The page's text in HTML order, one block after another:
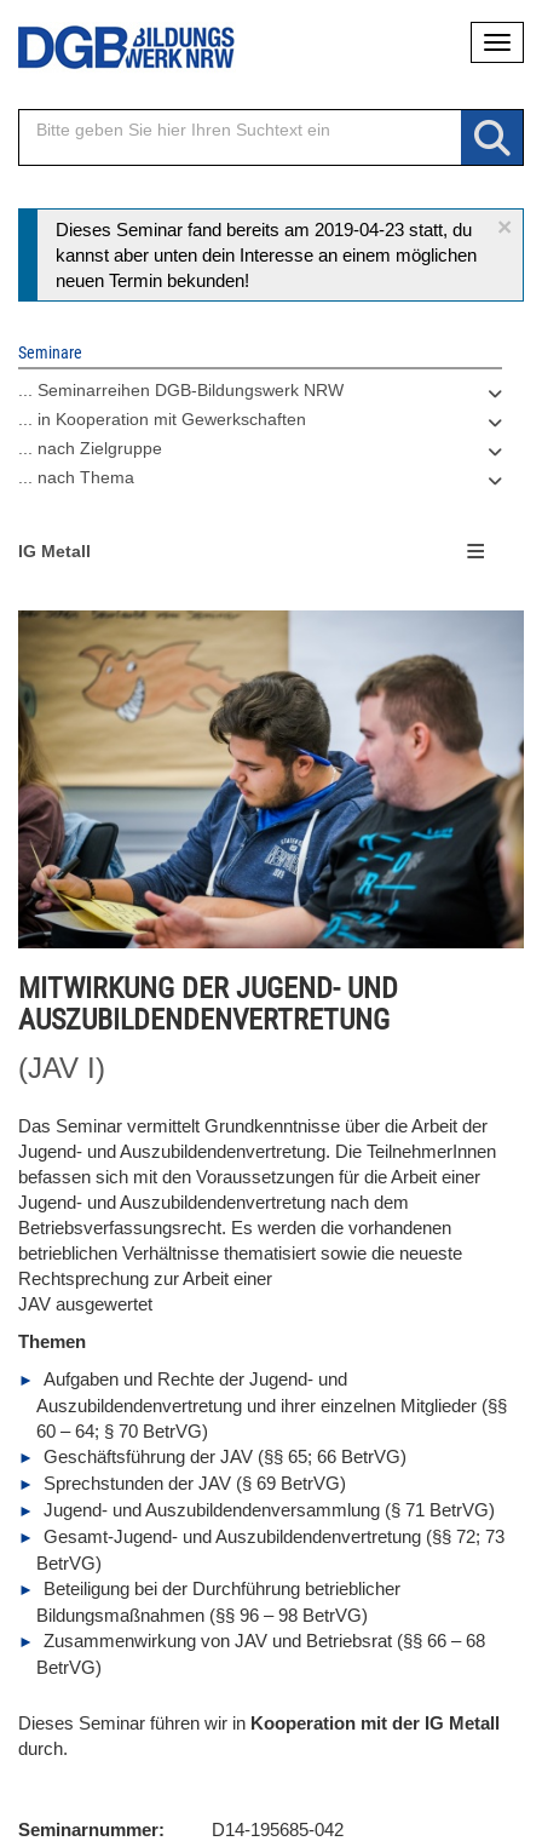
Direkt
Inhalt
×
Statusmeldung
Dieses Seminar fand bereits am 2019-04-23 statt, du
kannst aber unten dein Interesse an einem möglichen
neuen Termin bekunden!
Seminare
... Seminarreihen DGB-Bildungswerk NRW
... in Kooperation mit Gewerkschaften
... nach Zielgruppe
... nach Thema
IG Metall
MITWIRKUNG DER JUGEND- UND
AUSZUBILDENDENVERTRETUNG
(JAV I)
Das Seminar vermittelt Grundkenntnisse über die Arbeit der
Jugend- und Auszubildendenvertretung. Die TeilnehmerInnen
befassen sich mit den Voraussetzungen für die Arbeit einer
Jugend- und Auszubildendenvertretung nach dem
Betriebsverfassungsrecht. Es werden die vorhandenen
betrieblichen Verhältnisse thematisiert sowie die neueste
Rechtsprechung zur Arbeit einer
JAV ausgewertet
Themen
Aufgaben und Rechte der Jugend- und
Auszubildendenvertretung und ihrer einzelnen Mitglieder (§§
60 – 64; § 70 BetrVG)
Geschäftsführung der JAV (§§ 65; 66 BetrVG)
Sprechstunden der JAV (§ 69 BetrVG)
Jugend- und Auszubildendenversammlung (§ 71 BetrVG)
Gesamt-Jugend- und Auszubildendenvertretung (§§ 72; 73
BetrVG)
Beteiligung bei der Durchführung betrieblicher
Bildungsmaßnahmen (§§ 96 – 98 BetrVG)
Zusammenwirkung von JAV und Betriebsrat (§§ 66 – 68
BetrVG)
Dieses Seminar führen wir in Kooperation mit der IG Metall
durch.
Seminarnummer
D14-195685-042